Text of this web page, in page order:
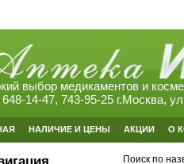
выбор медикаментов и
648-14-47, 743-95-25 г.Москва,
НАЛИЧИЕ И ЦЕНЫ АКЦИИ О
Поиск по